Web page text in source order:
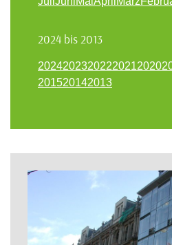
2024 bis 2013
20242023202220212020
201520142013